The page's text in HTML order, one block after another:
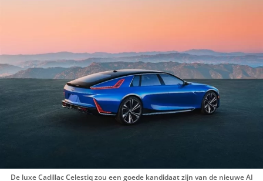
De luxe Cadillac Celestiq zou een goede kandidaat zijn van de nieuwe AI